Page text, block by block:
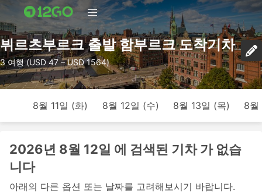
뷔르츠부르크 출발 함부르크 도착기차
3 여행 (USD 47 – USD 1564)
8월 11일 (화) 8월 12일 (수) 8월 13일 (목) 8월
2026년 8월 12일 에 검색된 기차 가 없습
니다
아래의 다른 옵션 또는 날짜를 고려해보시기 바랍니다.